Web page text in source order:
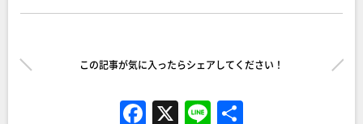
この記事が気に入ったらシェアしてください！
F X Li